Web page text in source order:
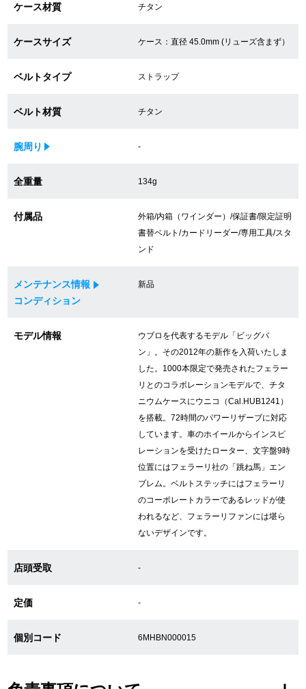
75%以上保証！中古商品高価買戻し
修理・メンテナンスをご希望の方
修理・メンテンナンスについて
外装仕上げについて
GINZA RASINについて
GINZA RASINの中古腕時計について
店舗情報
ケース材質 チタン
ケースサイズ ケース：直径 45.0mm (リューズ含まず）
ベルトタイプ ストラップ
ベルト材質 チタン
腕周り -
全重量 134g
付属品
外箱/内箱（ワインダー）/保証書/限定証明
書替ベルト/カードリーダー/専用工具/スタ
ンド
メンテナンス情報
コンディション
新品
モデル情報
ウブロを代表するモデル「ビッグバ
ン」。その2012年の新作を入荷いたしま
した。1000本限定で発売されたフェラー
リとのコラボレーションモデルで、チタ
ニウムケースにウニコ（Cal.HUB1241）
を搭載。72時間のパワーリザーブに対応
しています。車のホイールからインスピ
レーションを受けたローター、文字盤9時
位置にはフェラーリ社の「跳ね馬」エン
ブレム。ベルトステッチにはフェラーリ
のコーポレートカラーであるレッドが使
われるなど、フェラーリファンには堪ら
ないデザインです。
店頭受取 -
定価 -
個別コード 6MHBN000015